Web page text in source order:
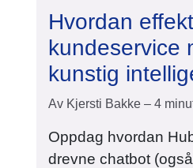
Hvordan
kundeservice
kunstig
Av Kjersti Bakke – 4
Oppdag hvordan
drevne chatbot